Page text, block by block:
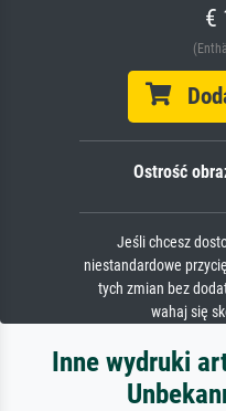
€
Ostrość
Jeśli chcesz
niestandardowe
tych zmian bez
wahaj się
Inne wydruki